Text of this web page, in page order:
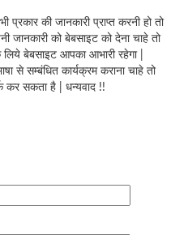
प्रकार की जानकारी प्राप्त करनी हो तो
को बेबसाइट को देना चाहे तो
बेबसाइट आपका आभारी रहेगा |
से सम्बंधित कार्यक्रम कराना चाहे तो
कर सकता है | धन्यवाद !!